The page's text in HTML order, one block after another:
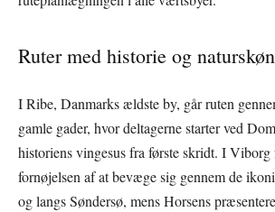
Ruter med historie og
I Ribe, Danmarks ældste by, går ruten
gamle gader, hvor deltagerne starter ved
historiens vingesus fra første skridt. I Viborg
fornøjelsen af at bevæge sig gennem de
og langs Søndersø, mens Horsens